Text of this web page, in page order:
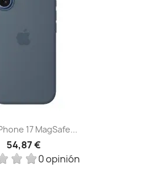
17 MagSafe...
54,87 €
0 opinión